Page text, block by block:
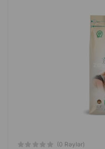
Bütün bunlar ev
üçün lazım olan fiziki
(0 Rəylər)